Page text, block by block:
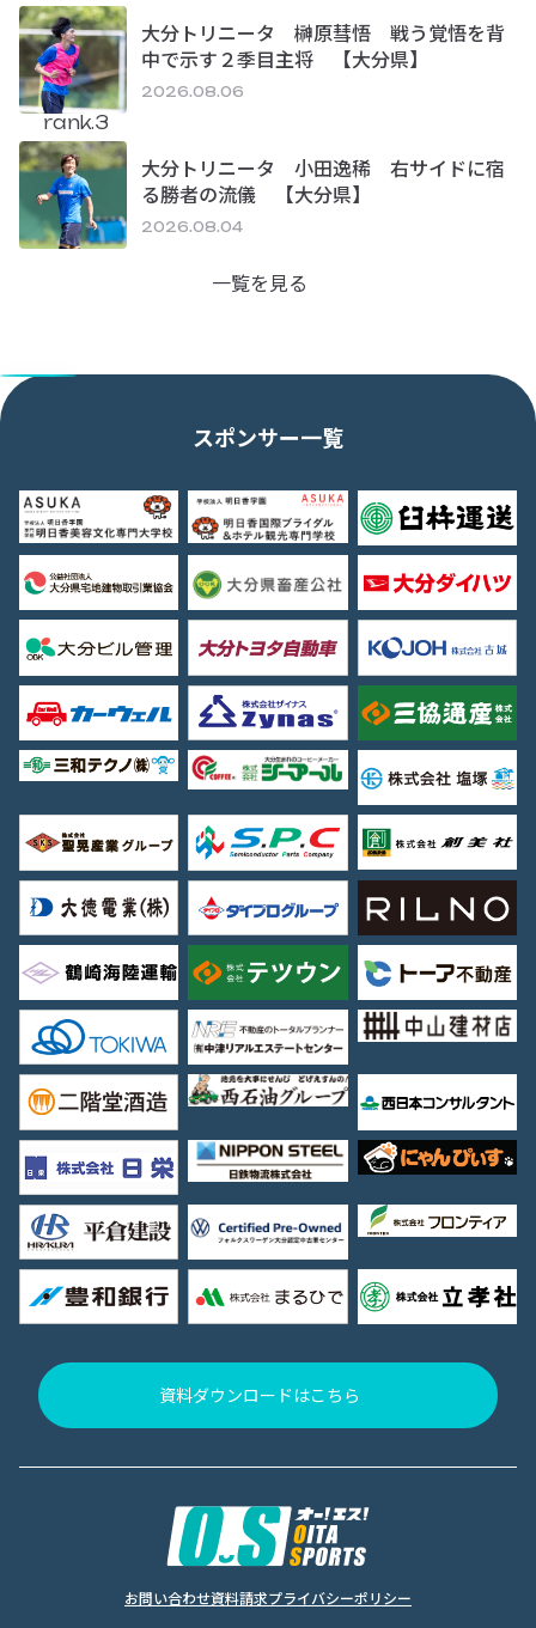
大分トリニータ 榊原彗悟 戦う覚悟を背
中で示す２季目主将 【大分県】
2026.08.06
rank.3
大分トリニータ 小田逸稀 右サイドに宿
る勝者の流儀 【大分県】
2026.08.04
一覧を見る
スポンサー一覧
資料ダウンロードはこちら
お問い合わせ資料請求プライバシーポリシー